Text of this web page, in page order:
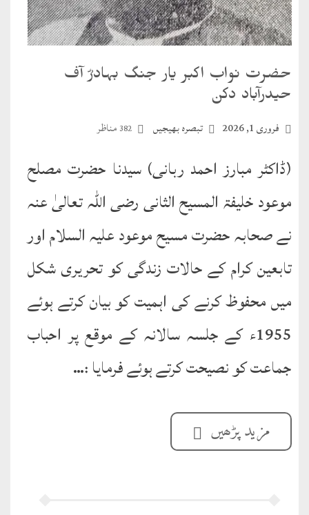
متفرق
کتب
مِرقاتُ
الیقین
نورالدّین
متفرق
سلسلہ
حضرت نواب اکبر یار جنگ بہادرؓ آف
حیدرآباد دکن
تبصرہ بھیجیں فروری 1, 2026 382 مناظر
(ڈاکٹر مبارز احمد ربانی) سيدنا حضرت مصلح
موعود خليفۃ المسیح الثانی رضی اللہ تعالیٰ عنہ
نے صحابہ حضرت مسیح موعود عليہ السلام اور
تابعين کرام کے حالات زندگی کو تحريری شکل
ميں محفوظ کرنے کی اہميت کو بيان کرتے ہوئے
1955ء کے جلسہ سالانہ کے موقع پر احباب
جماعت کو نصيحت کرتے ہوئے فرمايا :…
مزید پڑھیں